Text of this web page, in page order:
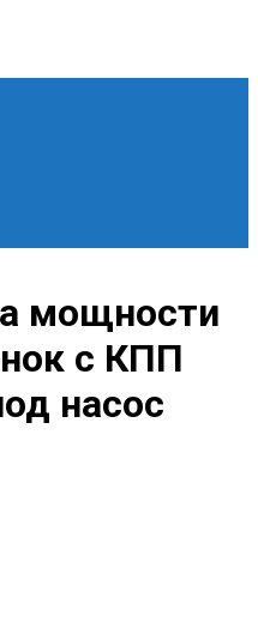
мощности
с КПП
насос